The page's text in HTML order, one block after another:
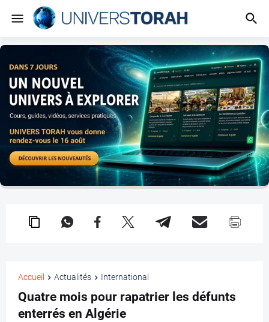
Accueil Actualités International
Quatre mois pour rapatrier les défunts
enterrés en Algérie